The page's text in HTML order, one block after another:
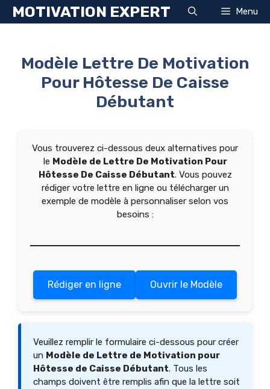
AllerMOTIVATION EXPERT Menu
Modèle Lettre De Motivation
Pour Hôtesse De Caisse
Débutant
Vous trouverez ci-dessous deux alternatives pour
le Modèle de Lettre De Motivation Pour
Hôtesse De Caisse Débutant. Vous pouvez
rédiger votre lettre en ligne ou télécharger un
exemple de modèle à personnaliser selon vos
besoins :
Rédiger en ligne Ouvrir le Modèle
Veuillez remplir le formulaire ci-dessous pour créer
un Modèle de Lettre de Motivation pour
Hôtesse de Caisse Débutant. Tous les
champs doivent être remplis afin que la lettre soit